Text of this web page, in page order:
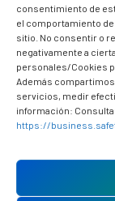
consentimiento de
el comportamiento
sitio. No consentir o
negativamente a
personales/Cookies
Además
servicios, medir
información:
https://